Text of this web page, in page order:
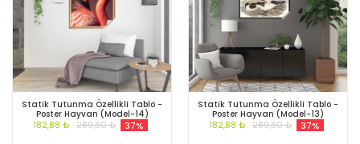
Statik Tutunma Özellikli Tablo -
Poster Hayvan (Model-14)
182,88 ₺ 289,80 ₺ 37%
Statik Tutunma Özellikli Tablo -
Poster Hayvan (Model-13)
182,88 ₺ 289,80 ₺ 37%